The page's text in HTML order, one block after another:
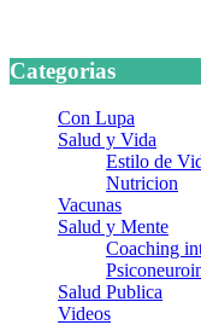
Categorias
Con Lupa
Salud y Vida
Estilo de
Nutricion
Vacunas
Salud y Mente
Coaching
Salud Publica
Videos